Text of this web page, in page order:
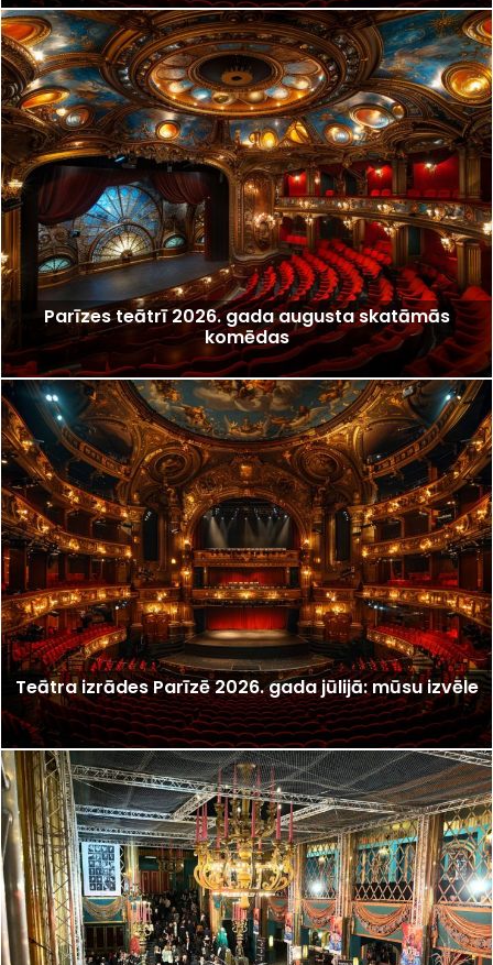
Parīzes teātrī 2026. gada augusta skatāmās
komēdas
Teātra izrādes Parīzē 2026. gada jūlijā: mūsu izvēle